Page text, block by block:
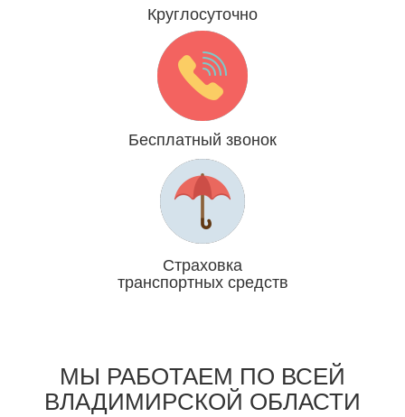
Круглосуточно
Даже 31 декабря и 1 января
Бесплатный звонок
Мы платим за Вас
Страховка
транспортных средств
МЫ РАБОТАЕМ ПО ВСЕЙ
ВЛАДИМИРСКОЙ ОБЛАСТИ